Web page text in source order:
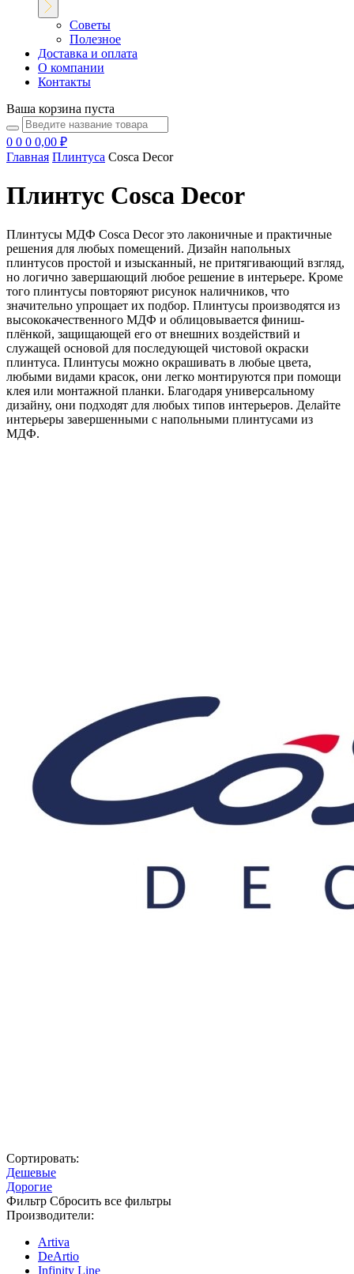
Советы
Полезное
Доставка и оплата
О компании
Контакты
Ваша корзина пуста
0 0 0 0,00 ₽
Главная Плинтуса Cosca Decor
Плинтус Cosca Decor
Плинтусы МДФ Cosca Decor это лаконичные и практичные
решения для любых помещений. Дизайн напольных
плинтусов простой и изысканный, не притягивающий взгляд,
но логично завершающий любое решение в интерьере. Кроме
того плинтусы повторяют рисунок наличников, что
значительно упрощает их подбор. Плинтусы производятся из
высококачественного МДФ и облицовывается финиш-
плёнкой, защищающей его от внешних воздействий и
служащей основой для последующей чистовой окраски
плинтуса. Плинтусы можно окрашивать в любые цвета,
любыми видами красок, они легко монтируются при помощи
клея или монтажной планки. Благодаря универсальному
дизайну, они подходят для любых типов интерьеров. Делайте
интерьеры завершенными с напольными плинтусами из
МДФ.
Сортировать:
Дешевые
Дорогие
Фильтр Сбросить все фильтры
Производители:
Artiva
DeArtio
Infinity Line